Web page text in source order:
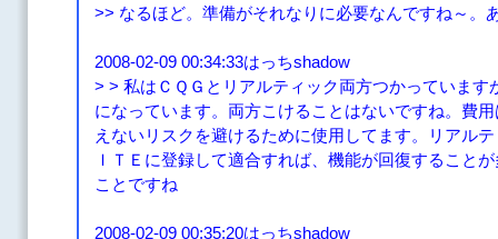
>> なるほど。準備がそれなりに必要なんですね～。
2008-02-09 00:34:33はっちshadow
> > 私はＣＱＧとリアルティック両方つかっていま
になっています。両方こけることはないですね。費
えないリスクを避けるために使用してます。リアル
ＩＴＥに登録して適合すれば、機能が回復すること
ことですね
2008-02-09 00:35:20はっちshadow